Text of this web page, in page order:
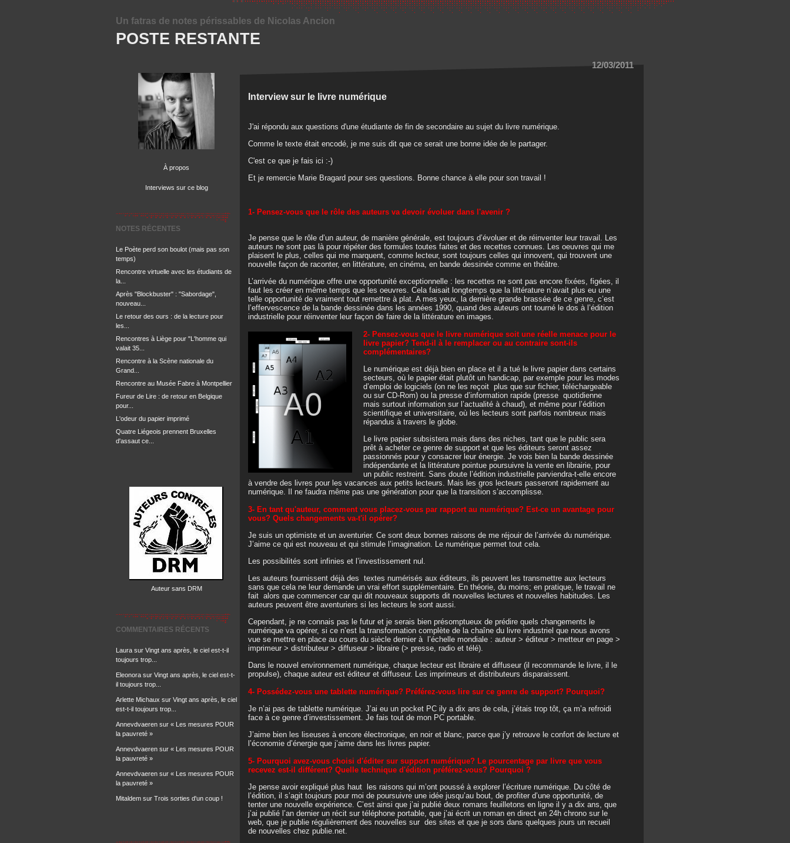
POSTE RESTANTE
Un fatras de notes périssables de Nicolas Ancion
À propos
Interviews sur ce blog
NOTES RÉCENTES
Le Poète perd son boulot (mais pas son
temps)
Rencontre virtuelle avec les étudiants de
la...
Après "Blockbuster" : "Sabordage",
nouveau...
Le retour des ours : de la lecture pour
les...
Rencontres à Liège pour "L'homme qui
valait 35...
Rencontre à la Scène nationale du
Grand...
Rencontre au Musée Fabre à Montpellier
Fureur de Lire : de retour en Belgique
pour...
L'odeur du papier imprimé
Quatre Liégeois prennent Bruxelles
d'assaut ce...
Auteur sans DRM
COMMENTAIRES RÉCENTS
Laura sur Vingt ans après, le ciel est-t-il
toujours trop...
Eleonora sur Vingt ans après, le ciel est-t-
il toujours trop...
Arlette Michaux sur Vingt ans après, le ciel
est-t-il toujours trop...
Annevdvaeren sur « Les mesures POUR
la pauvreté »
Annevdvaeren sur « Les mesures POUR
la pauvreté »
Annevdvaeren sur « Les mesures POUR
la pauvreté »
Mitaldem sur Trois sorties d'un coup !
12/03/2011
Interview sur le livre numérique
J'ai répondu aux questions d'une étudiante de fin de secondaire au sujet du livre numérique.
Comme le texte était encodé, je me suis dit que ce serait une bonne idée de le partager.
C'est ce que je fais ici :-)
Et je remercie Marie Bragard pour ses questions. Bonne chance à elle pour son travail !
1- Pensez-vous que le rôle des auteurs va devoir évoluer dans l'avenir ?
Je pense que le rôle d’un auteur, de manière générale, est toujours d’évoluer et de réinventer leur travail. Les
auteurs ne sont pas là pour répéter des formules toutes faites et des recettes connues. Les oeuvres qui me
plaisent le plus, celles qui me marquent, comme lecteur, sont toujours celles qui innovent, qui trouvent une
nouvelle façon de raconter, en littérature, en cinéma, en bande dessinée comme en théâtre.
L’arrivée du numérique offre une opportunité exceptionnelle : les recettes ne sont pas encore fixées, figées, il
faut les créer en même temps que les oeuvres. Cela faisait longtemps que la littérature n’avait plus eu une
telle opportunité de vraiment tout remettre à plat. A mes yeux, la dernière grande brassée de ce genre, c’est
l’effervescence de la bande dessinée dans les années 1990, quand des auteurs ont tourné le dos à l’édition
industrielle pour réinventer leur façon de faire de la littérature en images.
2- Pensez-vous que le livre numérique soit une réelle menace pour le
livre papier? Tend-il à le remplacer ou au contraire sont-ils
complémentaires?
Le numérique est déjà bien en place et il a tué le livre papier dans certains
secteurs, où le papier était plutôt un handicap, par exemple pour les modes
d’emploi de logiciels (on ne les reçoit plus que sur fichier, téléchargeable
ou sur CD-Rom) ou la presse d’information rapide (presse quotidienne
mais surtout information sur l’actualité à chaud), et même pour l’édition
scientifique et universitaire, où les lecteurs sont parfois nombreux mais
répandus à travers le globe.
Le livre papier subsistera mais dans des niches, tant que le public sera
prêt à acheter ce genre de support et que les éditeurs seront assez
passionnés pour y consacrer leur énergie. Je vois bien la bande dessinée
indépendante et la littérature pointue poursuivre la vente en librairie, pour
un public restreint. Sans doute l’édition industrielle parviendra-t-elle encore
à vendre des livres pour les vacances aux petits lecteurs. Mais les gros lecteurs passeront rapidement au
numérique. Il ne faudra même pas une génération pour que la transition s’accomplisse.
3- En tant qu'auteur, comment vous placez-vous par rapport au numérique? Est-ce un avantage pour
vous? Quels changements va-t'il opérer?
Je suis un optimiste et un aventurier. Ce sont deux bonnes raisons de me réjouir de l’arrivée du numérique.
J’aime ce qui est nouveau et qui stimule l’imagination. Le numérique permet tout cela.
Les possibilités sont infinies et l’investissement nul.
Les auteurs fournissent déjà des textes numérisés aux éditeurs, ils peuvent les transmettre aux lecteurs
sans que cela ne leur demande un vrai effort supplémentaire. En théorie, du moins; en pratique, le travail ne
fait alors que commencer car qui dit nouveaux supports dit nouvelles lectures et nouvelles habitudes. Les
auteurs peuvent être aventuriers si les lecteurs le sont aussi.
Cependant, je ne connais pas le futur et je serais bien présomptueux de prédire quels changements le
numérique va opérer, si ce n’est la transformation complète de la chaîne du livre industriel que nous avons
vue se mettre en place au cours du siècle dernier à l’échelle mondiale : auteur > éditeur > metteur en page >
imprimeur > distributeur > diffuseur > libraire (> presse, radio et télé).
Dans le nouvel environnement numérique, chaque lecteur est libraire et diffuseur (il recommande le livre, il le
propulse), chaque auteur est éditeur et diffuseur. Les imprimeurs et distributeurs disparaissent.
4- Possédez-vous une tablette numérique? Préférez-vous lire sur ce genre de support? Pourquoi?
Je n’ai pas de tablette numérique. J’ai eu un pocket PC ily a dix ans de cela, j’étais trop tôt, ça m’a refroidi
face à ce genre d’investissement. Je fais tout de mon PC portable.
J’aime bien les liseuses à encore électronique, en noir et blanc, parce que j’y retrouve le confort de lecture et
l’économie d’énergie que j’aime dans les livres papier.
5- Pourquoi avez-vous choisi d'éditer sur support numérique? Le pourcentage par livre que vous
recevez est-il différent? Quelle technique d'édition préférez-vous? Pourquoi ?
Je pense avoir expliqué plus haut les raisons qui m’ont poussé à explorer l’écriture numérique. Du côté de
l’édition, il s’agit toujours pour moi de poursuivre une idée jusqu’au bout, de profiter d’une opportunité, de
tenter une nouvelle expérience. C’est ainsi que j’ai publié deux romans feuilletons en ligne il y a dix ans, que
j’ai publié l’an dernier un récit sur téléphone portable, que j’ai écrit un roman en direct en 24h chrono sur le
web, que je publie régulièrement des nouvelles sur des sites et que je sors dans quelques jours un recueil
de nouvelles chez publie.net.